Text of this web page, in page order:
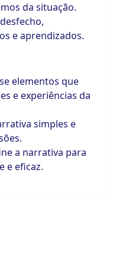
da situação.
e aprendizados.
elementos que
e experiências da
simples e
a narrativa para
e eficaz.